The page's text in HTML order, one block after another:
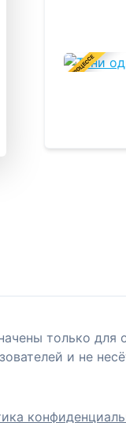
В ПРОЦЕССЕ
только
и не